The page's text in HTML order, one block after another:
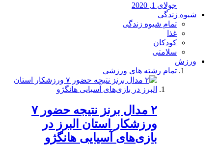
جولای 1, 2020
شیوه زندگی
تمام شیوه زندگی
غذا
کودکان
سلامتی
ورزش
تمام رشته های ورزشی
۲ مدال برنز نتیجه حضور ۷
ورزشکار استان البرز در
بازی‌های آسیایی هانگژو